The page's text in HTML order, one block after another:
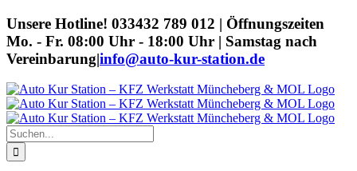
Zum
Inhalt
springen
Unsere Hotline! 033432 789 012 | Öffnungszeiten
Mo. - Fr. 08:00 Uhr - 18:00 Uhr | Samstag nach
Vereinbarung|info@auto-kur-station.de
Suche
nach: